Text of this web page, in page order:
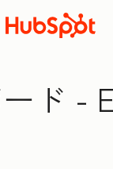
ド -